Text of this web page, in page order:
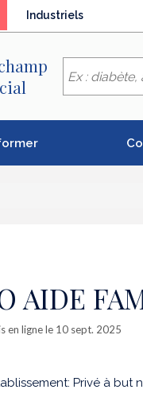
Industriels
AIDE
en ligne le 10 sept. 2025
Privé à but